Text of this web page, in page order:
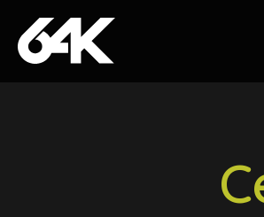
Skip to content